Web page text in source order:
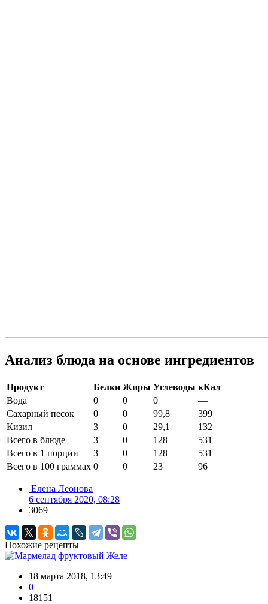
Анализ блюда на основе ингредиентов
Продукт Белки Жиры Углеводы кКал
Вода
0 0 0
—
Сахарный песок
0 0 99,8
399
Кизил
3 0 29,1
132
Всего в блюде
3 0 128
531
Всего в 1 порции
3 0 128
531
Всего в 100 граммах 0 0 23 96
Елена Леонова
6 сентября 2020, 08:28
3069
Похожие рецепты
Желе
18 марта 2018, 13:49
0
18151